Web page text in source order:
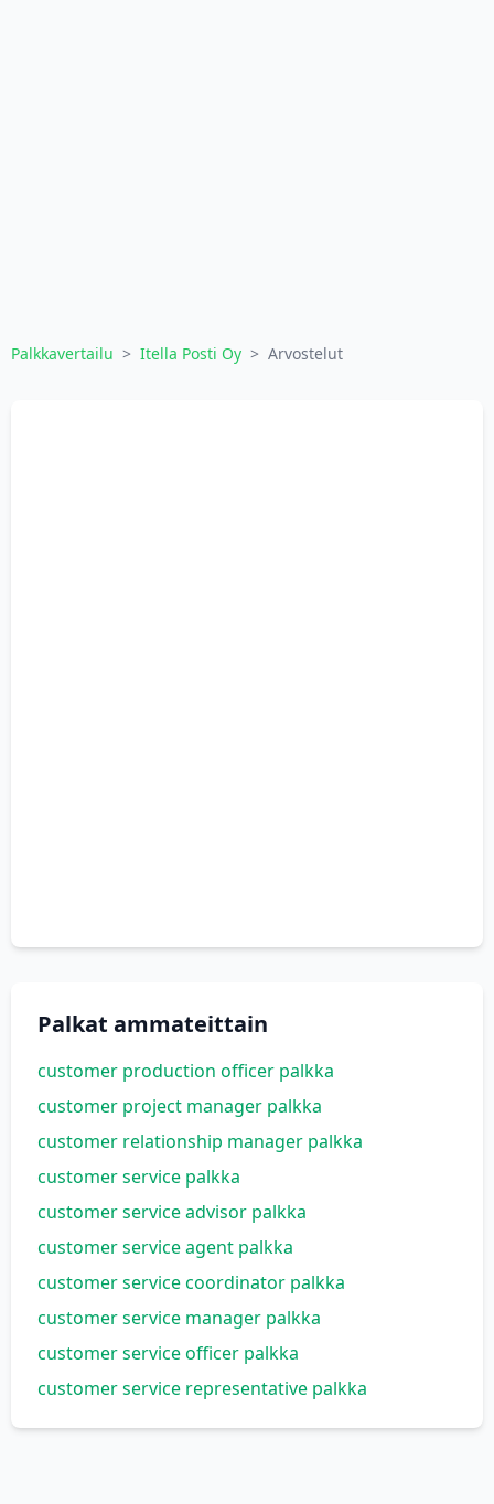
Palkkavertailu > Itella Posti Oy > Arvostelut
Palkat ammateittain
customer production officer palkka
customer project manager palkka
customer relationship manager palkka
customer service palkka
customer service advisor palkka
customer service agent palkka
customer service coordinator palkka
customer service manager palkka
customer service officer palkka
customer service representative palkka